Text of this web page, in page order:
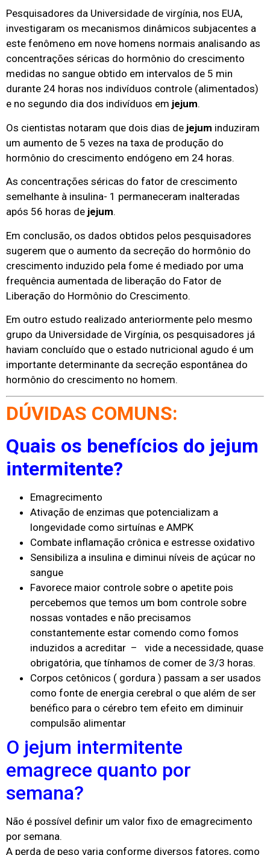
Pesquisadores da Universidade de virgínia, nos EUA,
investigaram os mecanismos dinâmicos subjacentes a
este fenômeno em nove homens normais analisando as
concentrações séricas do hormônio do crescimento
medidas no sangue obtido em intervalos de 5 min
durante 24 horas nos indivíduos controle (alimentados)
e no segundo dia dos indivíduos em jejum.
Os cientistas notaram que dois dias de jejum induziram
um aumento de 5 vezes na taxa de produção do
hormônio do crescimento endógeno em 24 horas.
As concentrações séricas do fator de crescimento
semelhante à insulina- 1 permaneceram inalteradas
após 56 horas de jejum.
Em conclusão, os dados obtidos pelos pesquisadores
sugerem que o aumento da secreção do hormônio do
crescimento induzido pela fome é mediado por uma
frequência aumentada de liberação do Fator de
Liberação do Hormônio do Crescimento.
Em outro estudo realizado anteriormente pelo mesmo
grupo da Universidade de Virgínia, os pesquisadores já
haviam concluído que o estado nutricional agudo é um
importante determinante da secreção espontânea do
hormônio do crescimento no homem.
DÚVIDAS COMUNS:
Quais os benefícios do jejum
intermitente?
Emagrecimento
Ativação de enzimas que potencializam a
longevidade como sirtuínas e AMPK
Combate inflamação crônica e estresse oxidativo
Sensibiliza a insulina e diminui níveis de açúcar no
sangue
Favorece maior controle sobre o apetite pois
percebemos que temos um bom controle sobre
nossas vontades e não precisamos
constantemente estar comendo como fomos
induzidos a acreditar – vide a necessidade, quase
obrigatória, que tínhamos de comer de 3/3 horas.
Corpos cetônicos ( gordura ) passam a ser usados
como fonte de energia cerebral o que além de ser
benéfico para o cérebro tem efeito em diminuir
compulsão alimentar
O jejum intermitente
emagrece quanto por
semana?
Não é possível definir um valor fixo de emagrecimento
por semana.
A perda de peso varia conforme diversos fatores, como